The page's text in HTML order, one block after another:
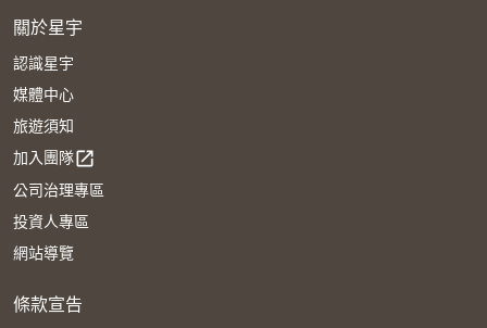
關於星宇
認識星宇
媒體中心
旅遊須知
加入團隊open_in_new
公司治理專區
投資人專區
網站導覽
條款宣告